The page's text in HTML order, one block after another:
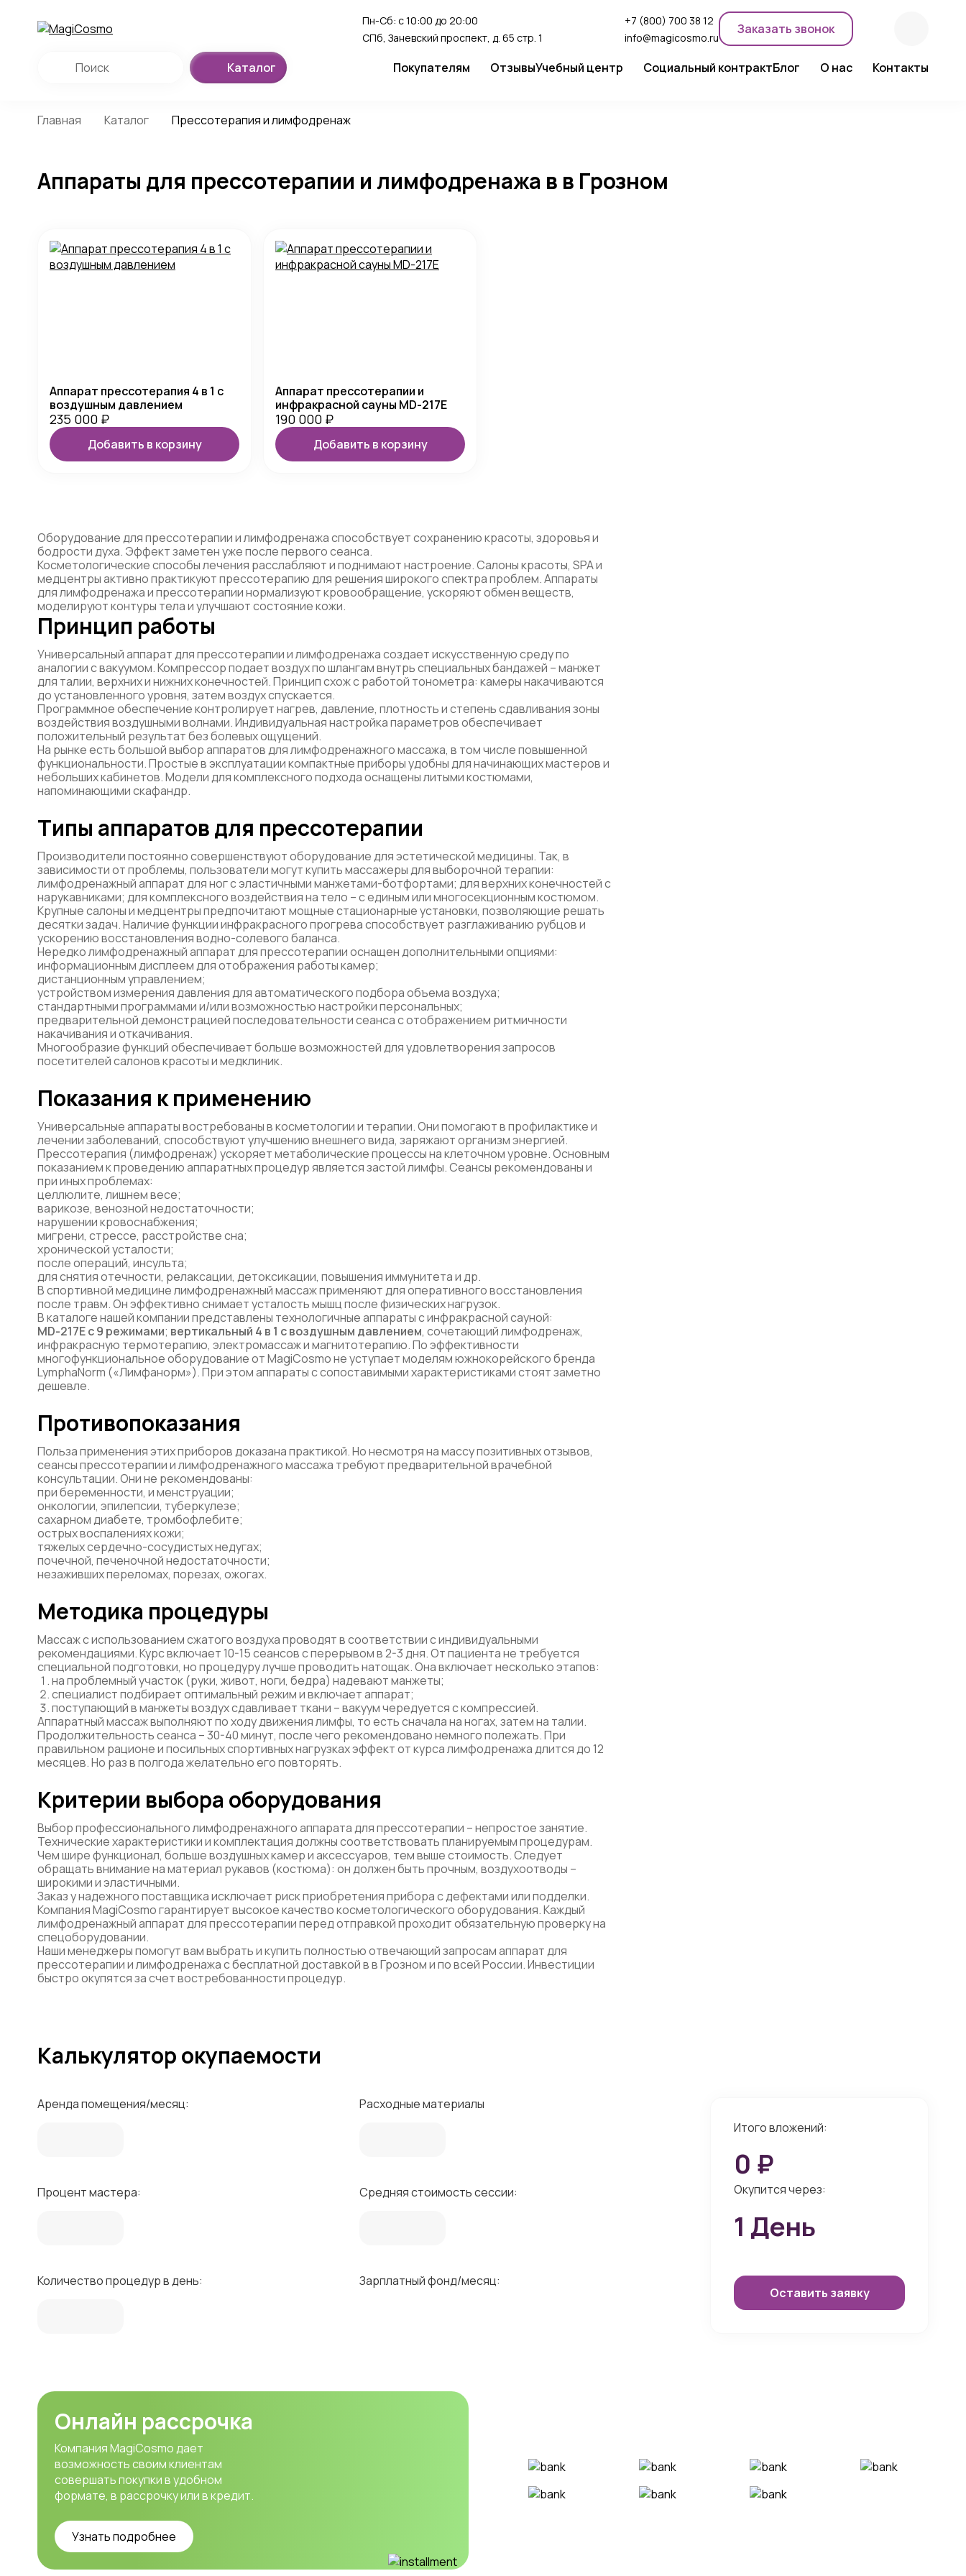
Пн-Сб: с 10:00 до 20:00
СПб, Заневский проспект, д. 65 стр. 1
+7 (800) 700 38 12
info@magicosmo.ru
Заказать звонок
Каталог Покупателям
FAQ
ОтзывыУчебный центр Социальный контрактБлог О нас Контакты
Главная Каталог Прессотерапия и лимфодренаж
Аппараты для прессотерапии и лимфодренажа в в Грозном
Аппарат прессотерапия 4 в 1 с
воздушным давлением
235 000 ₽
Добавить в корзину
Аппарат прессотерапии и
инфракрасной сауны MD-217E
190 000 ₽
Добавить в корзину
Оборудование для прессотерапии и лимфодренажа способствует сохранению красоты, здоровья и
бодрости духа. Эффект заметен уже после первого сеанса.
Косметологические способы лечения расслабляют и поднимают настроение. Салоны красоты, SPA и
медцентры активно практикуют прессотерапию для решения широкого спектра проблем. Аппараты
для лимфодренажа и прессотерапии нормализуют кровообращение, ускоряют обмен веществ,
моделируют контуры тела и улучшают состояние кожи.
Принцип работы
Универсальный аппарат для прессотерапии и лимфодренажа создает искусственную среду по
аналогии с вакуумом. Компрессор подает воздух по шлангам внутрь специальных бандажей – манжет
для талии, верхних и нижних конечностей. Принцип схож с работой тонометра: камеры накачиваются
до установленного уровня, затем воздух спускается.
Программное обеспечение контролирует нагрев, давление, плотность и степень сдавливания зоны
воздействия воздушными волнами. Индивидуальная настройка параметров обеспечивает
положительный результат без болевых ощущений.
На рынке есть большой выбор аппаратов для лимфодренажного массажа, в том числе повышенной
функциональности. Простые в эксплуатации компактные приборы удобны для начинающих мастеров и
небольших кабинетов. Модели для комплексного подхода оснащены литыми костюмами,
напоминающими скафандр.
Типы аппаратов для прессотерапии
Производители постоянно совершенствуют оборудование для эстетической медицины. Так, в
зависимости от проблемы, пользователи могут купить массажеры для выборочной терапии:
лимфодренажный аппарат для ног с эластичными манжетами-ботфортами; для верхних конечностей с
нарукавниками; для комплексного воздействия на тело – с единым или многосекционным костюмом.
Крупные салоны и медцентры предпочитают мощные стационарные установки, позволяющие решать
десятки задач. Наличие функции инфракрасного прогрева способствует разглаживанию рубцов и
ускорению восстановления водно-солевого баланса.
Нередко лимфодренажный аппарат для прессотерапии оснащен дополнительными опциями:
информационным дисплеем для отображения работы камер;
дистанционным управлением;
устройством измерения давления для автоматического подбора объема воздуха;
стандартными программами и/или возможностью настройки персональных;
предварительной демонстрацией последовательности сеанса с отображением ритмичности
накачивания и откачивания.
Многообразие функций обеспечивает больше возможностей для удовлетворения запросов
посетителей салонов красоты и медклиник.
Показания к применению
Универсальные аппараты востребованы в косметологии и терапии. Они помогают в профилактике и
лечении заболеваний, способствуют улучшению внешнего вида, заряжают организм энергией.
Прессотерапия (лимфодренаж) ускоряет метаболические процессы на клеточном уровне. Основным
показанием к проведению аппаратных процедур является застой лимфы. Сеансы рекомендованы и
при иных проблемах:
целлюлите, лишнем весе;
варикозе, венозной недостаточности;
нарушении кровоснабжения;
мигрени, стрессе, расстройстве сна;
хронической усталости;
после операций, инсульта;
для снятия отечности, релаксации, детоксикации, повышения иммунитета и др.
В спортивной медицине лимфодренажный массаж применяют для оперативного восстановления
после травм. Он эффективно снимает усталость мышц после физических нагрузок.
В каталоге нашей компании представлены технологичные аппараты с инфракрасной сауной:
MD-217E с 9 режимами; вертикальный 4 в 1 с воздушным давлением, сочетающий лимфодренаж,
инфракрасную термотерапию, электромассаж и магнитотерапию. По эффективности
многофункциональное оборудование от MagiCosmo не уступает моделям южнокорейского бренда
LymphaNorm («Лимфанорм»). При этом аппараты с сопоставимыми характеристиками стоят заметно
дешевле.
Противопоказания
Польза применения этих приборов доказана практикой. Но несмотря на массу позитивных отзывов,
сеансы прессотерапии и лимфодренажного массажа требуют предварительной врачебной
консультации. Они не рекомендованы:
при беременности, и менструации;
онкологии, эпилепсии, туберкулезе;
сахарном диабете, тромбофлебите;
острых воспалениях кожи;
тяжелых сердечно-сосудистых недугах;
почечной, печеночной недостаточности;
незаживших переломах, порезах, ожогах.
Методика процедуры
Массаж с использованием сжатого воздуха проводят в соответствии с индивидуальными
рекомендациями. Курс включает 10-15 сеансов с перерывом в 2-3 дня. От пациента не требуется
специальной подготовки, но процедуру лучше проводить натощак. Она включает несколько этапов:
на проблемный участок (руки, живот, ноги, бедра) надевают манжеты;
специалист подбирает оптимальный режим и включает аппарат;
поступающий в манжеты воздух сдавливает ткани – вакуум чередуется с компрессией.
Аппаратный массаж выполняют по ходу движения лимфы, то есть сначала на ногах, затем на талии.
Продолжительность сеанса – 30-40 минут, после чего рекомендовано немного полежать. При
правильном рационе и посильных спортивных нагрузках эффект от курса лимфодренажа длится до 12
месяцев. Но раз в полгода желательно его повторять.
Критерии выбора оборудования
Выбор профессионального лимфодренажного аппарата для прессотерапии – непростое занятие.
Технические характеристики и комплектация должны соответствовать планируемым процедурам.
Чем шире функционал, больше воздушных камер и аксессуаров, тем выше стоимость. Следует
обращать внимание на материал рукавов (костюма): он должен быть прочным, воздухоотводы –
широкими и эластичными.
Заказ у надежного поставщика исключает риск приобретения прибора с дефектами или подделки.
Компания MagiCosmo гарантирует высокое качество косметологического оборудования. Каждый
лимфодренажный аппарат для прессотерапии перед отправкой проходит обязательную проверку на
спецоборудовании.
Наши менеджеры помогут вам выбрать и купить полностью отвечающий запросам аппарат для
прессотерапии и лимфодренажа с бесплатной доставкой в в Грозном и по всей России. Инвестиции
быстро окупятся за счет востребованности процедур.
Калькулятор окупаемости
Аренда помещения/месяц: Расходные материалы
Процент мастера: Средняя стоимость сессии:
Количество процедур в день: Зарплатный фонд/месяц:
Итого вложений:
0 ₽
Окупится через:
1 День
Оставить заявку
Онлайн рассрочка
Компания MagiCosmo дает
возможность своим клиентам
совершать покупки в удобном
формате, в рассрочку или в кредит.
Узнать подробнее